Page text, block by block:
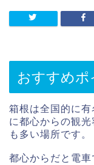
おすすめポ
箱根は全国的に
に都心からの観
も多い場所です。
都心からだと電